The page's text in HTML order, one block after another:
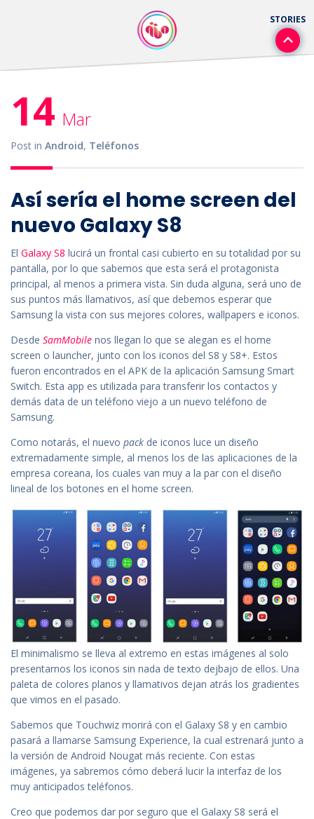
14 Mar
Post in Android, Teléfonos
Así sería el home screen del
nuevo Galaxy S8
El Galaxy S8 lucirá un frontal casi cubierto en su totalidad por su
pantalla, por lo que sabemos que esta será el protagonista
principal, al menos a primera vista. Sin duda alguna, será uno de
sus puntos más llamativos, así que debemos esperar que
Samsung la vista con sus mejores colores, wallpapers e iconos.
Desde SamMobile nos llegan lo que se alegan es el home
screen o launcher, junto con los iconos del S8 y S8+. Estos
fueron encontrados en el APK de la aplicación Samsung Smart
Switch. Esta app es utilizada para transferir los contactos y
demás data de un teléfono viejo a un nuevo teléfono de
Samsung.
Como notarás, el nuevo pack de iconos luce un diseño
extremadamente simple, al menos los de las aplicaciones de la
empresa coreana, los cuales van muy a la par con el diseño
lineal de los botones en el home screen.
El minimalismo se lleva al extremo en estas imágenes al solo
presentarnos los iconos sin nada de texto dejbajo de ellos. Una
paleta de colores planos y llamativos dejan atrás los gradientes
que vimos en el pasado.
Sabemos que Touchwiz morirá con el Galaxy S8 y en cambio
pasará a llamarse Samsung Experience, la cual estrenará junto a
la versión de Android Nougat más reciente. Con estas
imágenes, ya sabremos cómo deberá lucir la interfaz de los
muy anticipados teléfonos.
Creo que podemos dar por seguro que el Galaxy S8 será el